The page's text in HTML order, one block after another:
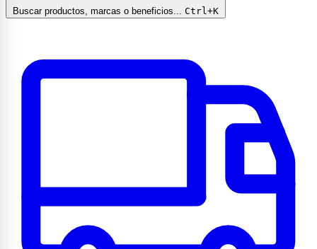
Buscar productos, marcas o beneficios... Ctrl+K